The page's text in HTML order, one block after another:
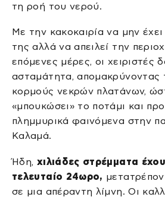
τη ροή του νερού.
Με την κακοκαιρία να μην
της αλλά να απειλεί την
επόμενες μέρες, οι χειριστές
ασταμάτητα, απομακρύνοντας
κορμούς νεκρών πλατάνων,
«μπουκώσει» το ποτάμι και
πλημμυρικά φαινόμενα στην
Καλαμά.
Ήδη, χιλιάδες στρέμματα
τελευταίο 24ωρο,
σε μια απέραντη λίμνη. Οι